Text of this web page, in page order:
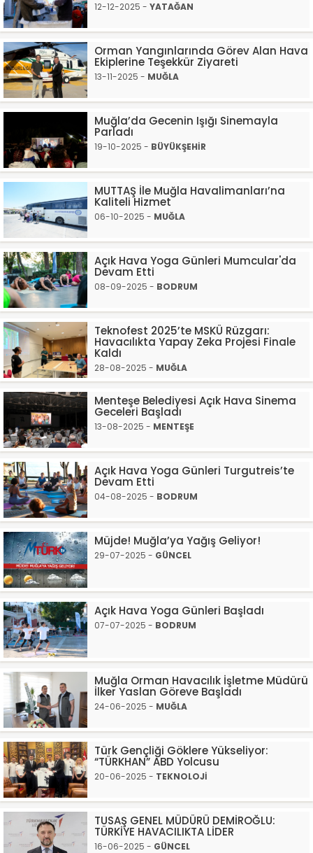
12-12-2025 - YATAĞAN
Orman Yangınlarında Görev Alan Hava
Ekiplerine Teşekkür Ziyareti
13-11-2025 - MUĞLA
Muğla’da Gecenin Işığı Sinemayla
Parladı
19-10-2025 - BÜYÜKŞEHİR
MUTTAŞ İle Muğla Havalimanları’na
Kaliteli Hizmet
06-10-2025 - MUĞLA
Açık Hava Yoga Günleri Mumcular'da
Devam Etti
08-09-2025 - BODRUM
Teknofest 2025’te MSKÜ Rüzgarı:
Havacılıkta Yapay Zeka Projesi Finale
Kaldı
28-08-2025 - MUĞLA
Menteşe Belediyesi Açık Hava Sinema
Geceleri Başladı
13-08-2025 - MENTEŞE
Açık Hava Yoga Günleri Turgutreis’te
Devam Etti
04-08-2025 - BODRUM
Müjde! Muğla’ya Yağış Geliyor!
29-07-2025 - GÜNCEL
Açık Hava Yoga Günleri Başladı
07-07-2025 - BODRUM
Muğla Orman Havacılık İşletme Müdürü
İlker Yaslan Göreve Başladı
24-06-2025 - MUĞLA
Türk Gençliği Göklere Yükseliyor:
“TÜRKHAN” ABD Yolcusu
20-06-2025 - TEKNOLOJİ
TUSAŞ GENEL MÜDÜRÜ DEMİROĞLU:
TÜRKİYE HAVACILIKTA LİDER
16-06-2025 - GÜNCEL